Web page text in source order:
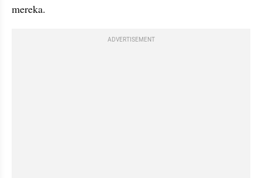
mereka.
ADVERTISEMENT